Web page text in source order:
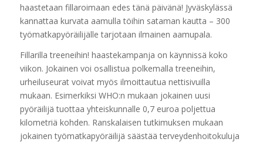
haastetaan fillaroimaan edes tänä päivänä! Jyväskylässä
kannattaa kurvata aamulla töihin sataman kautta – 300
työmatkapyöräilijälle tarjotaan ilmainen aamupala.
Fillarilla treeneihin! ­haastekampanja on käynnissä koko
viikon. Jokainen voi osallistua polkemalla treeneihin,
urheiluseurat voivat myös ilmoittautua nettisivuilla
mukaan. Esimerkiksi WHO:n mukaan jokainen uusi
pyöräilijä tuottaa yhteiskunnalle 0,7 euroa poljettua
kilometriä kohden. Ranskalaisen tutkimuksen mukaan
jokainen työmatkapyöräilijä säästää terveydenhoitokuluja